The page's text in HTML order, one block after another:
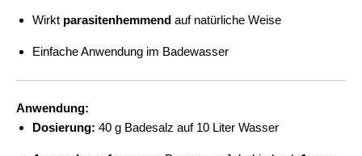
Wirkt parasitenhemmend auf natürliche Weise
Einfache Anwendung im Badewasser
Anwendung:
Dosierung: 40 g Badesalz auf 10 Liter Wasser